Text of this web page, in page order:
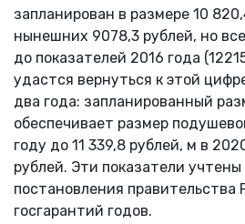
запланирован в размере 10
нынешних 9078,3 рублей, но
до показателей 2016 года
удастся вернуться к этой
два года: запланированный
обеспечивает размер
году до 11 339,8 рублей, м в
рублей. Эти показатели учтены
постановления
госгарантий годов.